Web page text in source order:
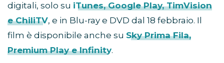
digitali, solo su iTunes, Google Play, TimVision
e ChiliTV, e in Blu-ray e DVD dal 18 febbraio. Il
film è disponibile anche su Sky Prima Fila,
Premium Play e Infinity.